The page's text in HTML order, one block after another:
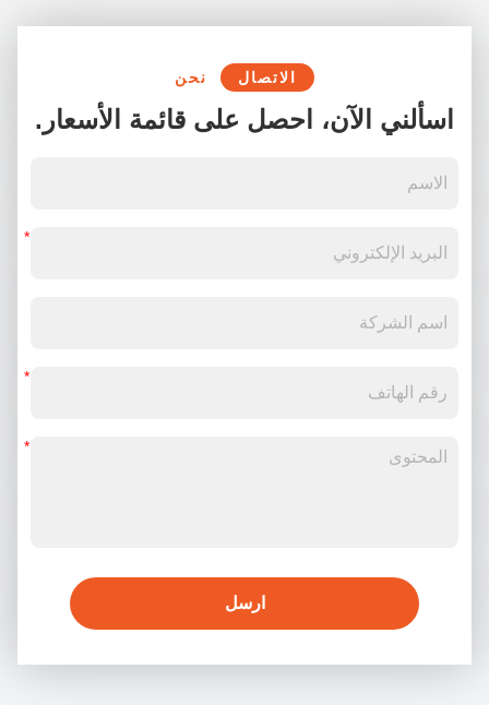
الاتصال نحن
اسألني الآن، احصل على قائمة الأسعار.
ارسل